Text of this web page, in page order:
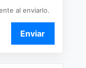
al enviarlo.
Enviar